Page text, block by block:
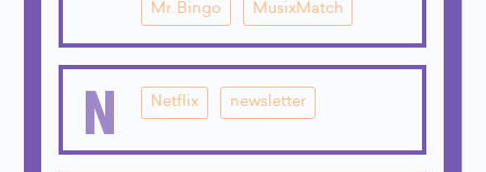
Mr. Bingo MusixMatch
N Netflix newsletter